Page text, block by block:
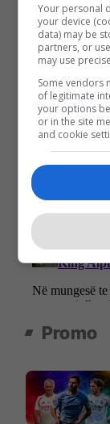
Promo
Your personal
your device
data) may be
partners, or
may use
Some vendors
of legitimate
your options
or in the site
and cookie